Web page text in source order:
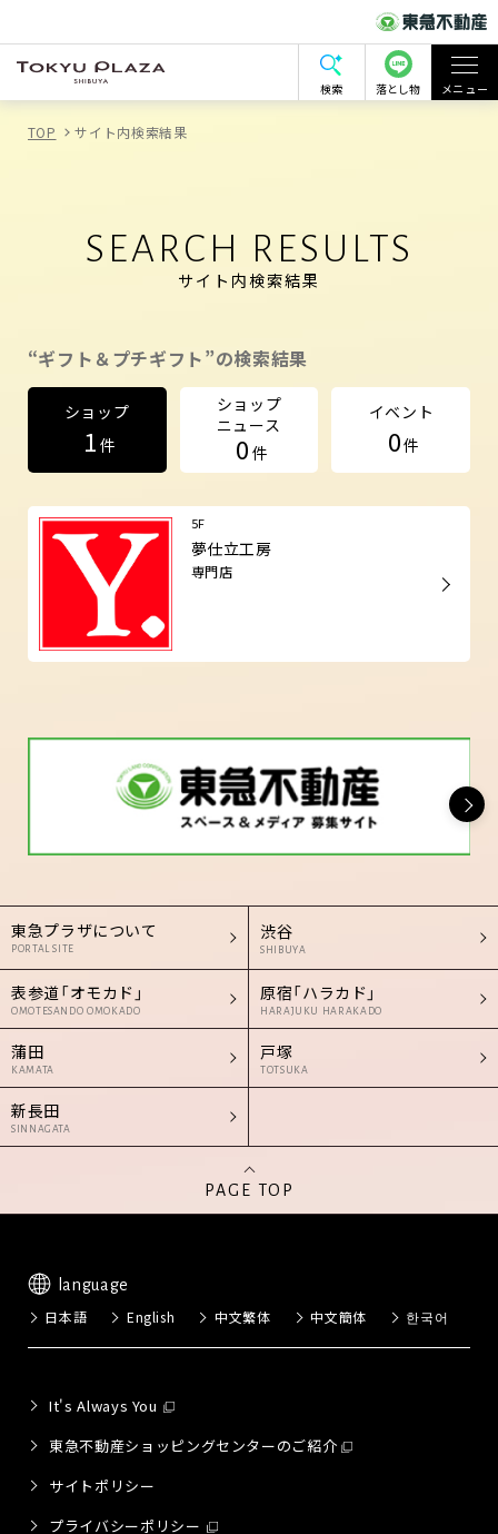
検索 落とし物 メニュー
TOP サイト内検索結果
SEARCH RESULTS
サイト内検索結果
“ギフト＆プチギフト”の検索結果
ショップ
1 件
ショップ
ニュース
0 件
イベント
0件
5F
夢仕立工房
専門店
東急プラザについて
PORTAL SITE
渋谷
SHIBUYA
表参道「オモカド」
OMOTESANDO OMOKADO
原宿「ハラカド」
HARAJUKU HARAKADO
蒲田
KAMATA
戸塚
TOTSUKA
新長田
SINNAGATA
PAGE TOP
language
日本語 English 中文繁体 中文簡体 한국어
It's Always You
東急不動産ショッピングセンターのご紹介
サイトポリシー
プライバシーポリシー